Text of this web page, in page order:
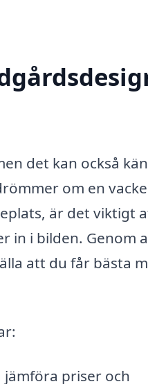
det kan också
om en
är det viktigt
in i bilden. Genom
att du får bästa
priser och